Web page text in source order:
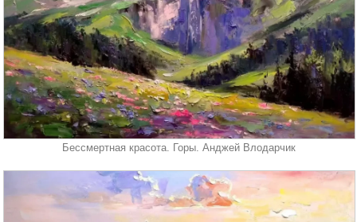
Бессмертная красота. Горы. Анджей Влодарчик